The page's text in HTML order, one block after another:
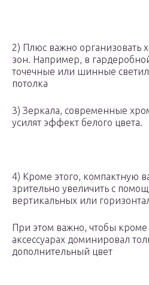
2) Плюс важно организовать
зон. Например, в
точечные или шинные
потолка
3) Зеркала, современные
усилят эффект белого цвета.
4) Кроме этого, компактную
зрительно увеличить с
вертикальных или
При этом важно, чтобы
аксессуарах доминировал
дополнительный цвет